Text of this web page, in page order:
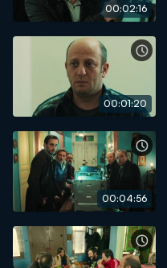
00:02:16
00:01:20
00:04:56